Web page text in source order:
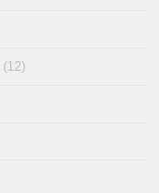
(12)